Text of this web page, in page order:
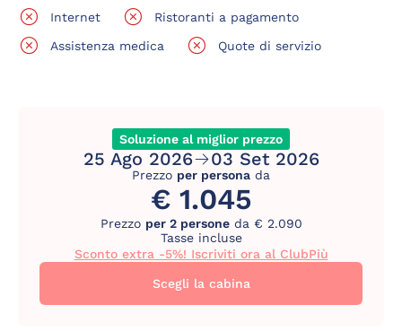
Internet
Ristoranti a pagamento
Assistenza medica
Quote di servizio
Soluzione al miglior prezzo
25 Ago 2026 03 Set 2026
Prezzo per persona da
€ 1.045
Prezzo per 2 personeda € 2.090
Tasse incluse
Sconto extra -5%! Iscriviti ora al ClubPiù
Scegli la cabina